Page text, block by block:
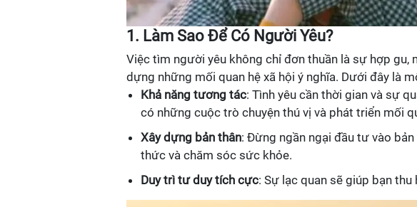
1. Làm Sao Để Có Người Yêu?
Việc tìm người yêu không chỉ đơn thuần là sự hợp gu,
dựng những mối quan hệ xã hội ý nghĩa. Dưới đây là
Khả năng tương tác: Tình yêu cần thời gian và sự
có những cuộc trò chuyện thú vị và phát triển mối
Xây dựng bản thân: Đừng ngần ngại đầu tư vào
thức và chăm sóc sức khỏe.
Duy trì tư duy tích cực: Sự lạc quan sẽ giúp bạn